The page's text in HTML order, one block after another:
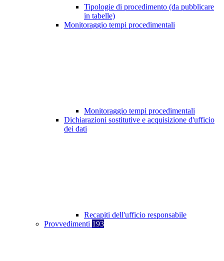
Tipologie di procedimento (da pubblicare
in tabelle)
Monitoraggio tempi procedimentali
Monitoraggio tempi procedimentali
Dichiarazioni sostitutive e acquisizione d'ufficio
dei dati
Recapiti dell'ufficio responsabile
Provvedimenti 193